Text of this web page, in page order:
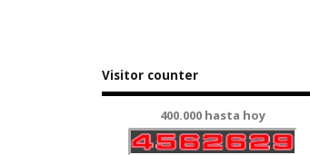
Visitor counter
400.000 hasta hoy